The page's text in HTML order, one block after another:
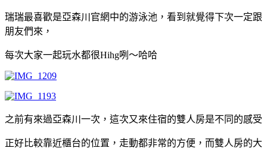
瑞瑞最喜歡是亞森川官網中的游泳池，看到就覺得下次一定跟
朋友們來，
每次大家一起玩水都很Hihg咧～哈哈
之前有來過亞森川一次，這次又來住宿的雙人房是不同的感受
正好比較靠近櫃台的位置，走動都非常的方便，而雙人房的大